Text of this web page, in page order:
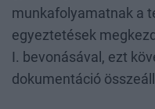
munkafolyamatnak a
egyeztetések
I. bevonásával, ezt
dokumentáció